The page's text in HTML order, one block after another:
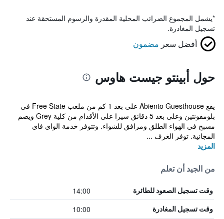
*يشمل المجموع الضرائب المحلية المقدرة والرسوم المستحقة عند
تسجيل المغادرة.
أفضل سعر مضمون
حول أبينتو جيست هاوس
يقع Abiento Guesthouse على بعد 1 كم من ملعب Free State في
بلومفونتين وعلى بعد 5 دقائق سيرا على الأقدام من كلية Grey ويضم
مسبح في الهواء الطلق ومرافق للشواء. وتتوفر خدمة الواي فاي
المجانية. توفر الغرف ...
المزيد
من الجيد أن تعلم
وقت تسجيل الصعود للطائرة 14:00
وقت تسجيل المغادرة 10:00